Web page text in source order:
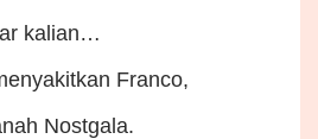
kalian…
Franco,
Nostgala.